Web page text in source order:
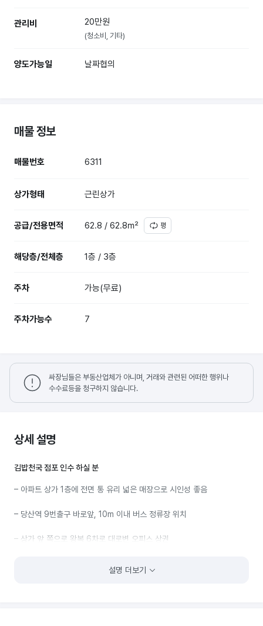
관리비 20만원
(청소비, 기타)
양도가능일 날짜협의
매물 정보
매물번호 6311
상가형태 근린상가
공급/전용면적 62.8 / 62.8㎡ 평
해당층/전체층 1층 / 3층
주차 가능(무료)
주차가능수 7
싸장님들은 부동산업체가 아니며, 거래와 관련된 어떠한 행위나
수수료등을 청구하지 않습니다.
상세 설명
김밥천국 점포 인수 하실 분
– 아파트 상가 1층에 전면 통 유리 넓은 매장으로 시인성 좋음
– 당산역 9번출구 바로앞, 10m 이내 버스 정류장 위치
– 상가 앞 쪽으로 왕복 6차로 대로변 오피스 상권
설명 더보기